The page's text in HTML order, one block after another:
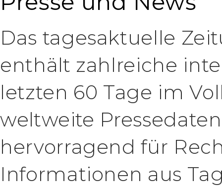
Das tagesaktuelle
enthält zahlreiche
letzten 60 Tage im
weltweite
hervorragend für
Informationen aus